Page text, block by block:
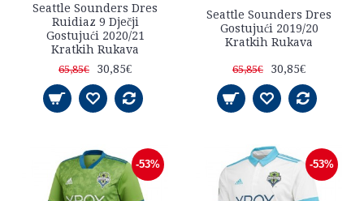
Seattle Sounders Dres
Ruidiaz 9 Dječji
Gostujući 2020/21
Kratkih Rukava
65,85€ 30,85€
Seattle Sounders Dres
Gostujući 2019/20
Kratkih Rukava
65,85€ 30,85€
-53% -53%